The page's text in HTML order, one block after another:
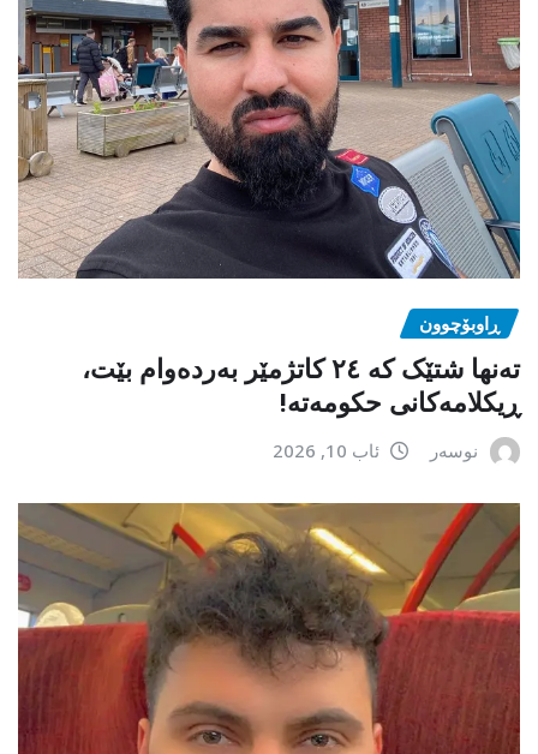
ڕاوبۆچوون
تەنها شتێک کە ٢٤ کاتژمێر بەردەوام بێت،
ڕیکلامەکانی حکومەتە!
نوسەر ئاب 10, 2026